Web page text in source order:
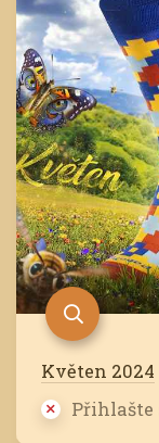
Květen 2024
Přihlašte